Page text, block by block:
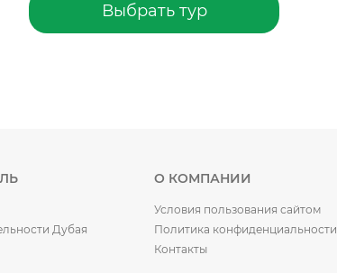
Выбрать тур
Дубая
О КОМПАНИИ
Условия пользования сайтом
Политика конфиденциальности
Контакты